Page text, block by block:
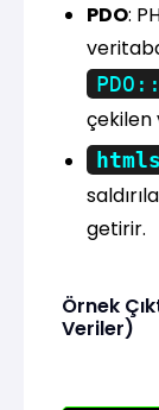
PDO:
çekilen
getirir.
Örnek
Veriler)